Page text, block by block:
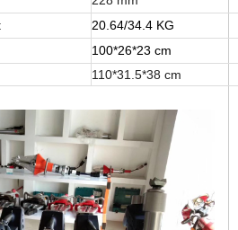
20.64/34.4 KG
100*26*23 cm
110*31.5*38 cm